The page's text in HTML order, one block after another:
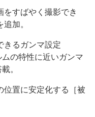
をすばやく撮影でき
加。
きるガンマ設定
ムの特性に近いガンマ
。
位置に安定化する［被